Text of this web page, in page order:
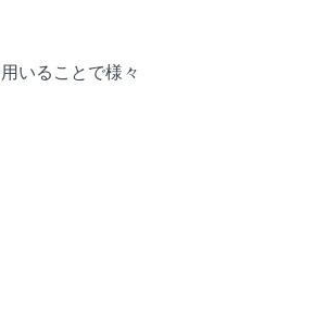
いることで様々